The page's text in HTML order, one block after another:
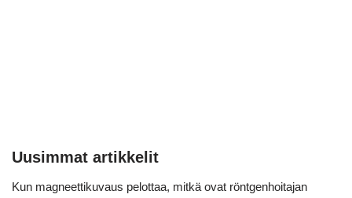
Uusimmat artikkelit
Kun magneettikuvaus pelottaa, mitkä ovat röntgenhoitajan